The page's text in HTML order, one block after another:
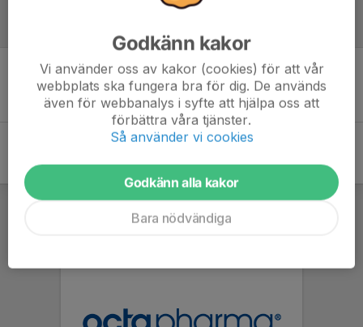
Inget referat skrivet
Godkänn kakor
Vi använder oss av kakor (cookies) för att vår
webbplats ska fungera bra för dig. De används
även för webbanalys i syfte att hjälpa oss att
förbättra våra tjänster.
Så använder vi cookies
Godkänn alla kakor
Bara nödvändiga